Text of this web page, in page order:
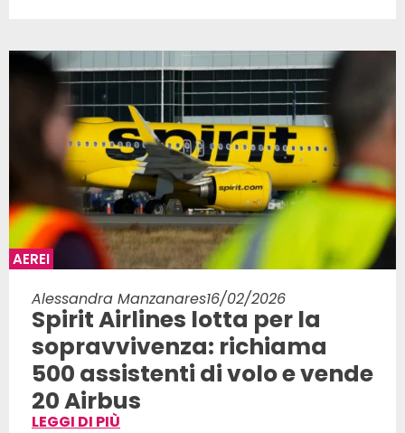
AEREI
Alessandra Manzanares16/02/2026
Spirit Airlines lotta per la
sopravvivenza: richiama
500 assistenti di volo e vende
20 Airbus
LEGGI DI PIÙ